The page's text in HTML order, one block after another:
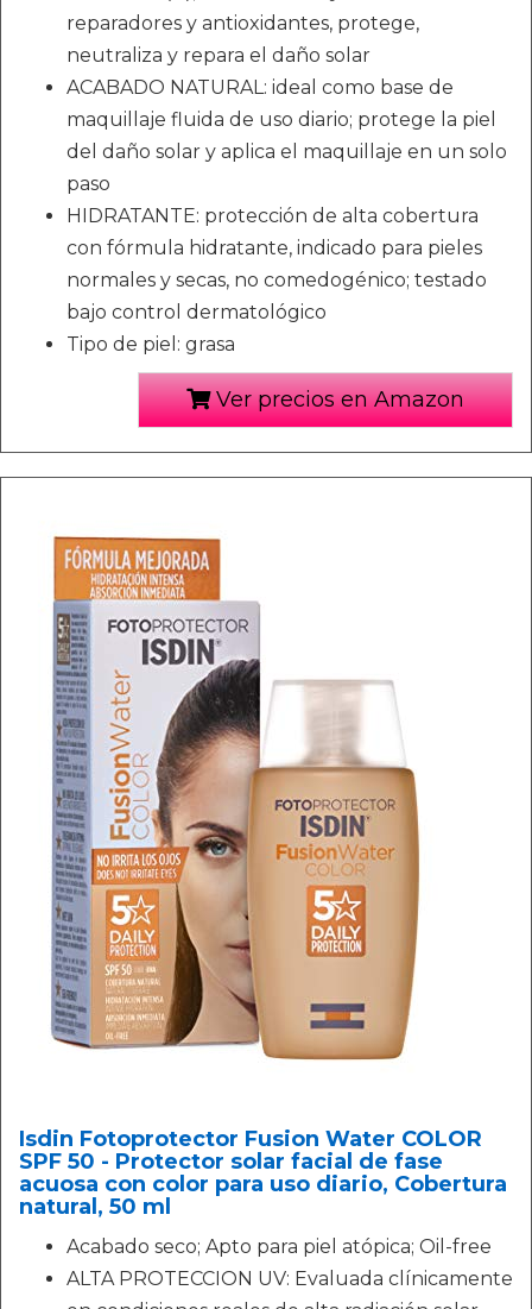
reparadores y antioxidantes, protege,
neutraliza y repara el daño solar
ACABADO NATURAL: ideal como base de
maquillaje fluida de uso diario; protege la piel
del daño solar y aplica el maquillaje en un solo
paso
HIDRATANTE: protección de alta cobertura
con fórmula hidratante, indicado para pieles
normales y secas, no comedogénico; testado
bajo control dermatológico
Tipo de piel: grasa
Ver precios en Amazon
Isdin Fotoprotector Fusion Water COLOR
SPF 50 - Protector solar facial de fase
acuosa con color para uso diario, Cobertura
natural, 50 ml
Acabado seco; Apto para piel atópica; Oil-free
ALTA PROTECCION UV: Evaluada clínicamente